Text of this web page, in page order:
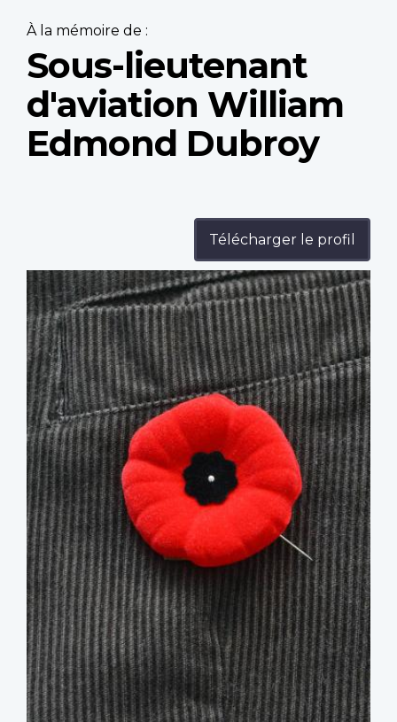
À la mémoire de :
Sous-lieutenant
d'aviation William
Edmond Dubroy
Télécharger le profil
Profile
image